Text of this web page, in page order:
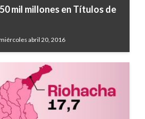
mil millones en Títulos de
abril 20, 2016